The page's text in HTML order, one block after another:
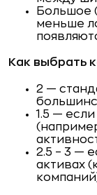
Большое
меньше
Как выбрать
2 —
1.5 —
2.5 – 3 —
активах